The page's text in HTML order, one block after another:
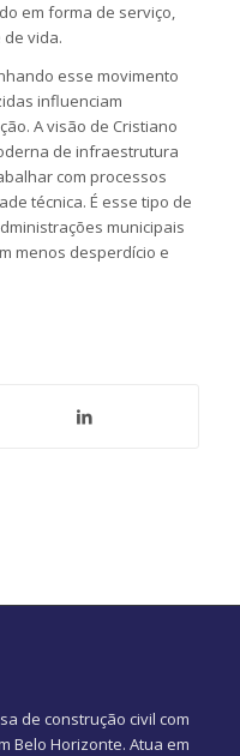
em forma de serviço,
vida.
esse movimento
influenciam
A visão de Cristiano
de infraestrutura
com processos
técnica. É esse tipo de
municipais
menos desperdício e
de construção civil com
Belo Horizonte. Atua em